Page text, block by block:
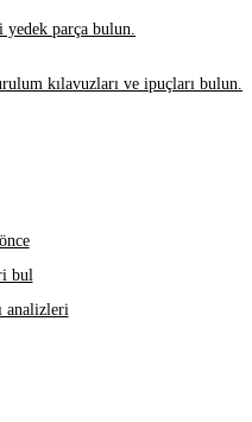
yedek parça bulun.
kılavuzları ve ipuçları bulun.
bul
analizleri